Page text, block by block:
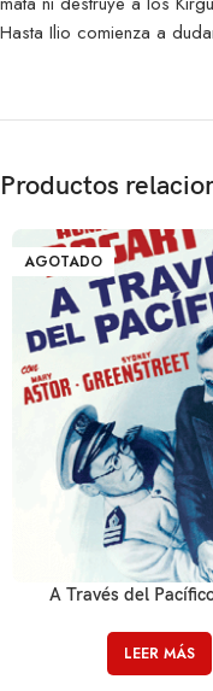
Hasta Ilio comienza a
Productos
AGOTADO
A Través del
LEER MÁS